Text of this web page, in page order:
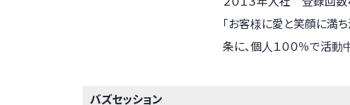
「お客様に愛と笑顔に満
条に、個人１００％で活動
バズセッション